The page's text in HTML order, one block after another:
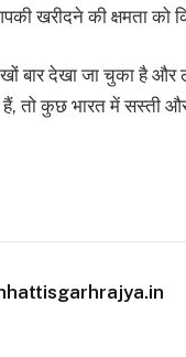
खरीदने की क्षमता को
बार देखा जा चुका है
तो कुछ भारत में सस्ती